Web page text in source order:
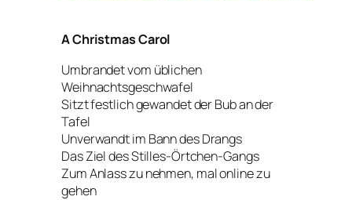
A Christmas Carol
Umbrandet vom üblichen
Weihnachtsgeschwafel
Sitzt festlich gewandet der Bub an der
Tafel
Unverwandt im Bann des Drangs
Das Ziel des Stilles-Örtchen-Gangs
Zum Anlass zu nehmen, mal online zu
gehen